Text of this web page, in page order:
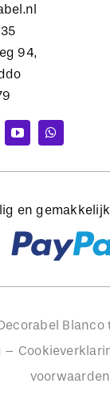
94,
en
Blanco
–
voorwaarden